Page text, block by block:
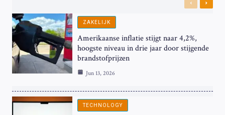
Previous
Next
ZAKELIJK
Amerikaanse inflatie stijgt naar 4,2%,
hoogste niveau in drie jaar door stijgende
brandstofprijzen
Jun 13, 2026
TECHNOLOGY